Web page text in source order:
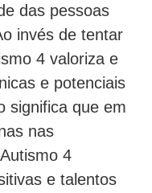
das pessoas
invés de tentar
4 valoriza e
e potenciais
significa que em
nas
4
e talentos